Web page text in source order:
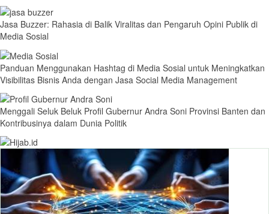
Jasa Buzzer: Rahasia di Balik Viralitas dan Pengaruh Opini Publik di
Media Sosial
Panduan Menggunakan Hashtag di Media Sosial untuk Meningkatkan
Visibilitas Bisnis Anda dengan Jasa Social Media Management
Menggali Seluk Beluk Profil Gubernur Andra Soni Provinsi Banten dan
Kontribusinya dalam Dunia Politik